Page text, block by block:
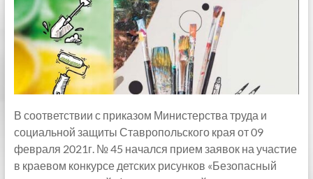
В соответствии с приказом Министерства труда и
социальной защиты Ставропольского края от 09
февраля 2021г. № 45 начался прием заявок на участие
в краевом конкурсе детских рисунков «Безопасный